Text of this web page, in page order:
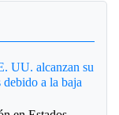
UU. alcanzan su
debido a la baja